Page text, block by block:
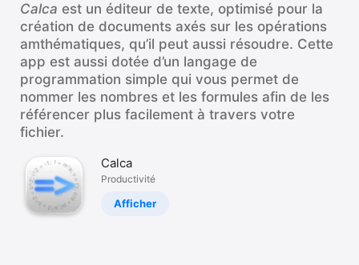
Calca est un éditeur de texte, optimisé pour la
création de documents axés sur les opérations
amthématiques, qu’il peut aussi résoudre. Cette
app est aussi dotée d’un langage de
programmation simple qui vous permet de
nommer les nombres et les formules afin de les
référencer plus facilement à travers votre
fichier.
Calca
Productivité
Afficher